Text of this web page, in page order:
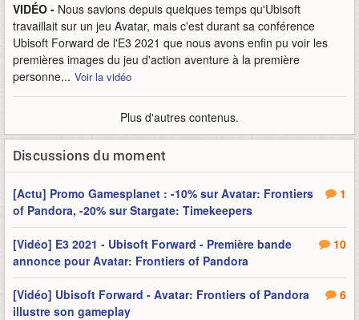
VIDÉO - Nous savions depuis quelques temps qu'Ubisoft
travaillait sur un jeu Avatar, mais c'est durant sa conférence
Ubisoft Forward de l'E3 2021 que nous avons enfin pu voir les
premières images du jeu d'action aventure à la première
personne... Voir la vidéo
Plus d'autres contenus.
Discussions du moment
1
[Actu] Promo Gamesplanet : -10% sur Avatar: Frontiers
of Pandora, -20% sur Stargate: Timekeepers
10
[Vidéo] E3 2021 - Ubisoft Forward - Première bande
annonce pour Avatar: Frontiers of Pandora
6
[Vidéo] Ubisoft Forward - Avatar: Frontiers of Pandora
illustre son gameplay